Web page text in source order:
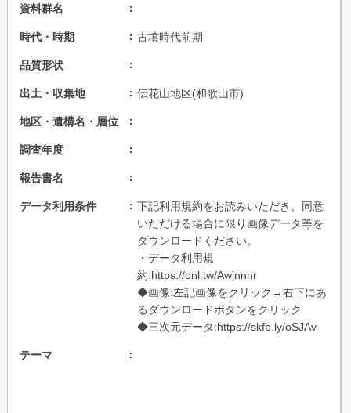
資料群名
時代・時期 古墳時代前期
品質形状
出土・収集地 伝花山地区(和歌山市)
地区・遺構名・層位
調査年度
報告書名
データ利用条件
下記利用規約をお読みいただき、同意
いただける場合に限り画像データ等を
ダウンロードください。
・データ利用規
約:https://onl.tw/Awjnnnr
◆画像:左記画像をクリック→右下にあ
るダウンロードボタンをクリック
◆三次元データ:https://skfb.ly/oSJAv
テーマ